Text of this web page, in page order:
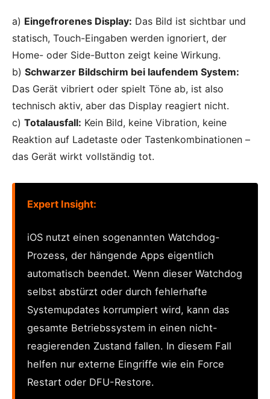
a) Eingefrorenes Display: Das Bild ist sichtbar und
statisch, Touch-Eingaben werden ignoriert, der
Home- oder Side-Button zeigt keine Wirkung.
b) Schwarzer Bildschirm bei laufendem System:
Das Gerät vibriert oder spielt Töne ab, ist also
technisch aktiv, aber das Display reagiert nicht.
c) Totalausfall: Kein Bild, keine Vibration, keine
Reaktion auf Ladetaste oder Tastenkombinationen –
das Gerät wirkt vollständig tot.
Expert Insight:
iOS nutzt einen sogenannten Watchdog-
Prozess, der hängende Apps eigentlich
automatisch beendet. Wenn dieser Watchdog
selbst abstürzt oder durch fehlerhafte
Systemupdates korrumpiert wird, kann das
gesamte Betriebssystem in einen nicht-
reagierenden Zustand fallen. In diesem Fall
helfen nur externe Eingriffe wie ein Force
Restart oder DFU-Restore.